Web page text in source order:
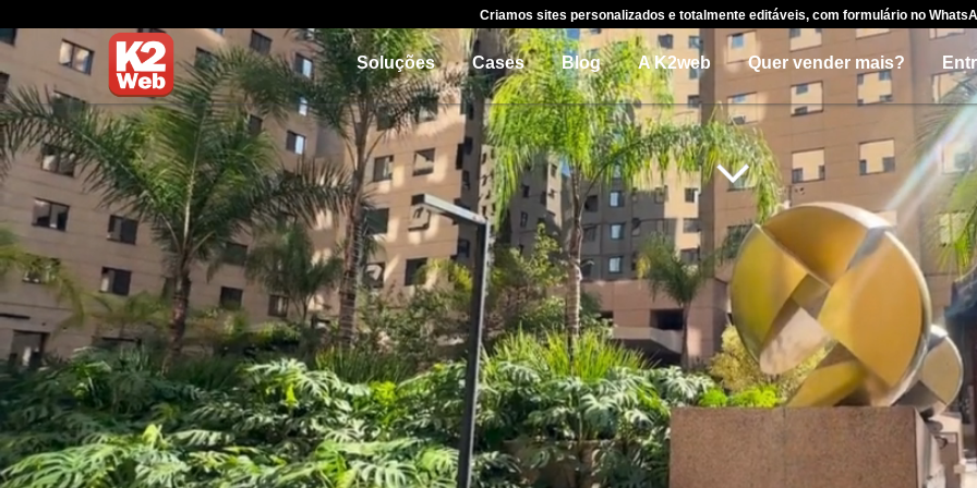
Criamos sites personalizados e totalmente editáveis, com formulário no
Soluções Cases Blog A K2web Quer vender mais?